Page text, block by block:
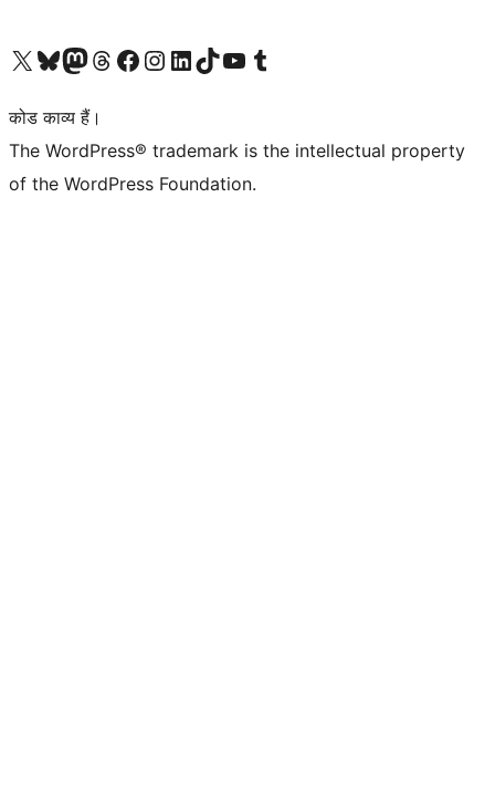
Visit our X (formerly Twitter) account
हमारे बलुस्की खाते पर जाएँVisit our Mastodon account
हमारे थ्रेड्स अकाउंट पर जाएंहमारे फेसबुक पेज पर जाएँहमारे इंस्टाग्राम अकाउंट पर जाएंहमारे लिंक्डइन खाते पर जाएँहमारे टिकटॉक खाते पर जाएँहमारे यूट्यूब चैनल पर जाएंहमारे Tumblr खाते पर जाएँ
कोड काव्य हैं।
The WordPress® trademark is the intellectual property
of the WordPress Foundation.